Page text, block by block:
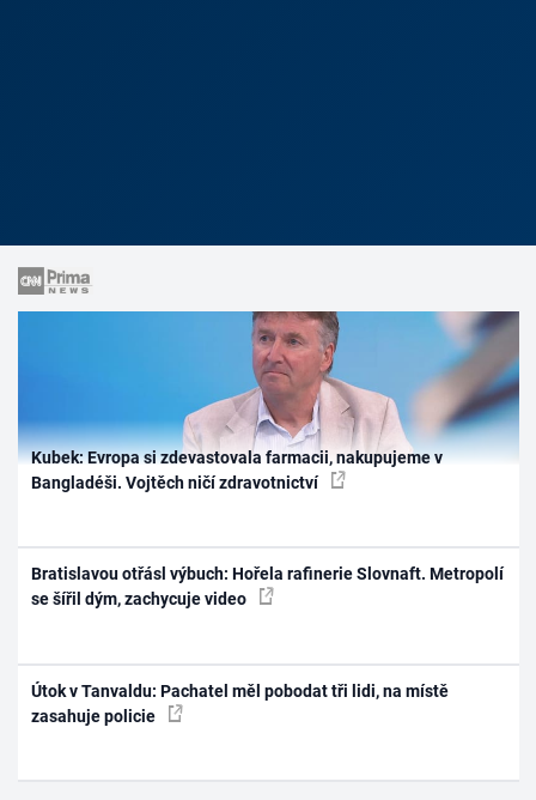
Kubek: Evropa si zdevastovala farmacii, nakupujeme v
Bangladéši. Vojtěch ničí zdravotnictví
Bratislavou otřásl výbuch: Hořela rafinerie Slovnaft. Metropolí
se šířil dým, zachycuje video
Útok v Tanvaldu: Pachatel měl pobodat tři lidi, na místě
zasahuje policie